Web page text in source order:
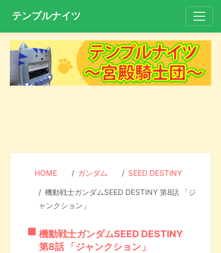
テンプルナイツ
HOME ガンダム SEED DESTINY
機動戦士ガンダムSEED DESTINY 第8話 「ジ
ャンクション」
機動戦士ガンダムSEED DESTINY
第8話 「ジャンクション」